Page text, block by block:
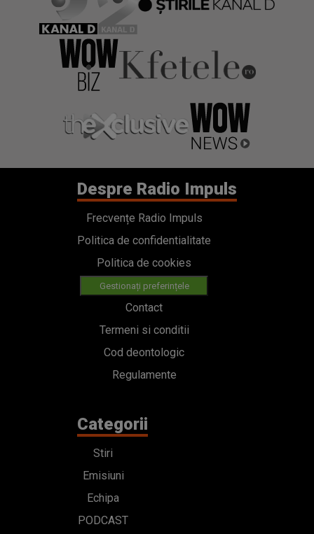
Despre Radio Impuls
Frecvențe Radio Impuls
Politica de confidentialitate
Politica de cookies
Gestionați preferințele
Contact
Termeni si conditii
Cod deontologic
Regulamente
Categorii
Stiri
Emisiuni
Echipa
PODCAST